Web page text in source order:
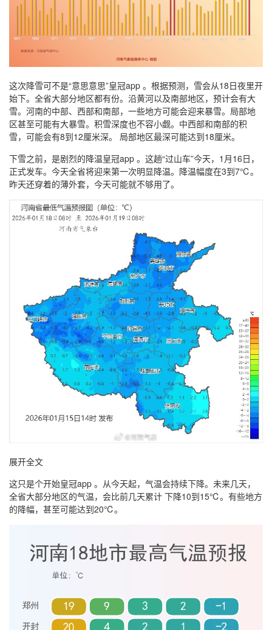
这次降雪可不是“意思意思”皇冠app 。根据预测，雪会从18日夜里开
始下。全省大部分地区都有份。沿黄河以及南部地区，预计会有大
雪。河南的中部、西部和南部，一些地方可能会迎来暴雪。局部地
区甚至可能有大暴雪。积雪深度也不容小觑。中西部和南部的积
雪，可能会有8到12厘米深。 局部地区最深可能达到18厘米。
下雪之前，是剧烈的降温皇冠app 。这趟“过山车”今天，1月16日，
正式发车。今天全省将迎来第一次明显降温。降温幅度在3到7℃。
昨天还穿着的薄外套，今天可能就不够用了。
展开全文
这只是个开始皇冠app 。从今天起，气温会持续下降。未来几天，
全省大部分地区的气温，会比前几天累计 下降10到15℃。有些地方
的降幅，甚至可能达到20℃。